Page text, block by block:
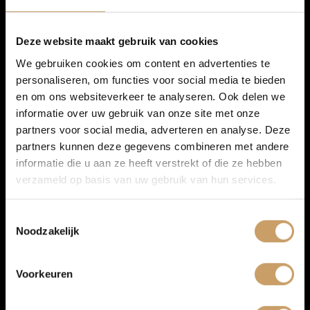
Deze website maakt gebruik van cookies
We gebruiken cookies om content en advertenties te
personaliseren, om functies voor social media te bieden
en om ons websiteverkeer te analyseren. Ook delen we
informatie over uw gebruik van onze site met onze
partners voor social media, adverteren en analyse. Deze
partners kunnen deze gegevens combineren met andere
informatie die u aan ze heeft verstrekt of die ze hebben
verzameld op basis van uw gebruik van hun services.
Noodzakelijk
Voorkeuren
Head-up display
Multimedia-voorbereiding
Financiering
Autoverzekeringen
Verkoop
Auto onderhoud
Over Autobedrijf De Baaij